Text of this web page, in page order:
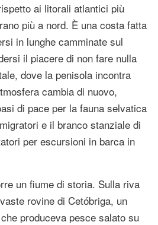
ai litorali atlantici più
più a nord. È una costa fatta
in lunghe camminate sul
il piacere di non fare nulla
dove la penisola incontra
cambia di nuovo,
di pace per la fauna selvatica
e il branco stanziale di
per escursioni in barca in
un fiume di storia. Sulla riva
rovine di Cetóbriga, un
produceva pesce salato su